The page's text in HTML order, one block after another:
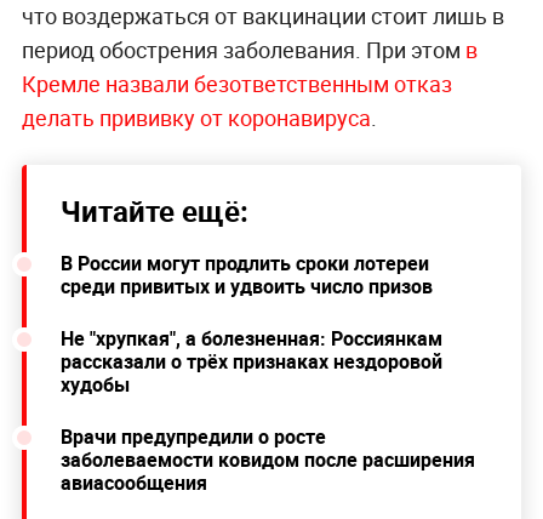
что воздержаться от вакцинации стоит лишь в
период обострения заболевания. При этом в
Кремле назвали безответственным отказ
делать прививку от коронавируса.
Читайте ещё:
В России могут продлить сроки лотереи
среди привитых и удвоить число призов
Не "хрупкая", а болезненная: Россиянкам
рассказали о трёх признаках нездоровой
худобы
Врачи предупредили о росте
заболеваемости ковидом после расширения
авиасообщения